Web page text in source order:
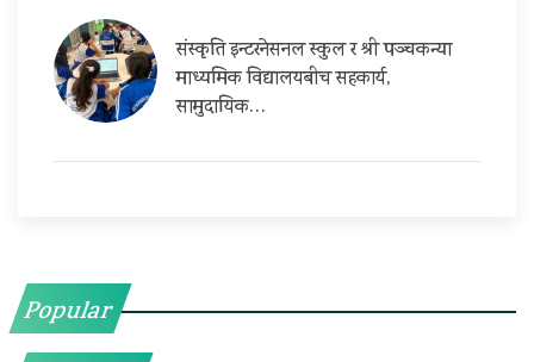
संस्कृति इन्टरनेसनल स्कुल र श्री पञ्चकन्या
माध्यमिक विद्यालयबीच सहकार्य,
सामुदायिक…
Popular